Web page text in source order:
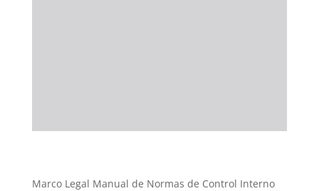
Marco Legal Manual de Normas de Control Interno